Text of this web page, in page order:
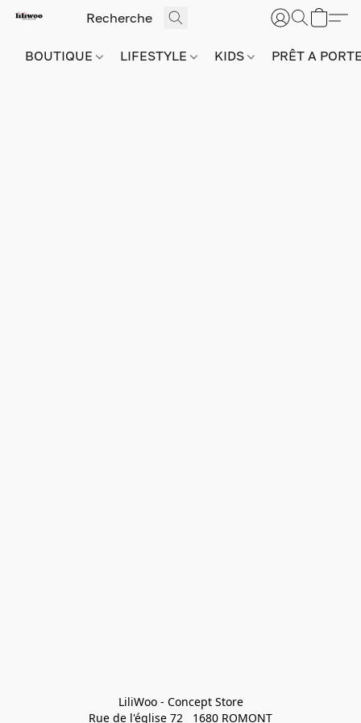
BOUTIQUE LIFESTYLE KIDS PRÊT A
LiliWoo - Concept Store
Rue de l'église 72   1680 ROMONT